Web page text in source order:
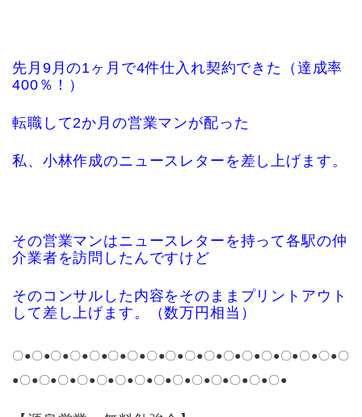
先月9月の1ヶ月で4件仕入れ契約できた（達成率
400％！）
転職して2か月の営業マンが配った
私、小林作成のニュースレターを差し上げます。
その営業マンはニュースレターを持って各駅の仲
介業者を訪問したんですけど
そのコンサルした内容をそのままプリントアウト
して差し上げます。（数万円相当）
〇●〇●〇●〇●〇●〇●〇●〇●〇●〇●〇●〇●〇●〇●〇●〇●〇●〇
●〇●〇●〇●〇●〇●〇●〇●〇●〇●〇●〇●〇●〇●〇●